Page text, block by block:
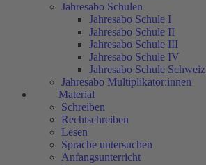
Jahresabo Schulen
Jahresabo Schule I
Jahresabo Schule II
Jahresabo Schule III
Jahresabo Schule IV
Jahresabo Schule Schweiz
Jahresabo Multiplikator:innen
Material
Schreiben
Rechtschreiben
Lesen
Sprache untersuchen
Anfangsunterricht